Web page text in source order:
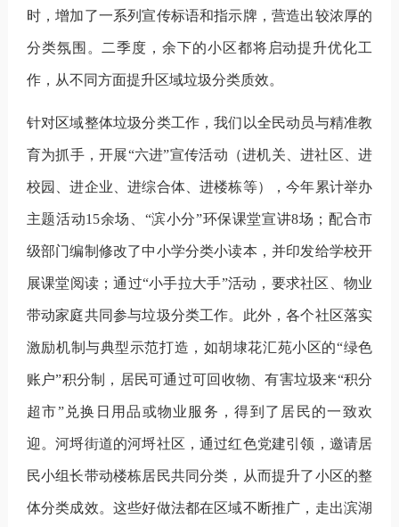
时，增加了一系列宣传标语和指示牌，营造出较浓厚的
分类氛围。二季度，余下的小区都将启动提升优化工
作，从不同方面提升区域垃圾分类质效。
针对区域整体垃圾分类工作，我们以全民动员与精准教
育为抓手，开展“六进”宣传活动（进机关、进社区、进
校园、进企业、进综合体、进楼栋等），今年累计举办
主题活动15余场、“滨小分”环保课堂宣讲8场；配合市
级部门编制修改了中小学分类小读本，并印发给学校开
展课堂阅读；通过“小手拉大手”活动，要求社区、物业
带动家庭共同参与垃圾分类工作。此外，各个社区落实
激励机制与典型示范打造，如胡埭花汇苑小区的“绿色
账户”积分制，居民可通过可回收物、有害垃圾来“积分
超市”兑换日用品或物业服务，得到了居民的一致欢
迎。河埒街道的河埒社区，通过红色党建引领，邀请居
民小组长带动楼栋居民共同分类，从而提升了小区的整
体分类成效。这些好做法都在区域不断推广，走出滨湖